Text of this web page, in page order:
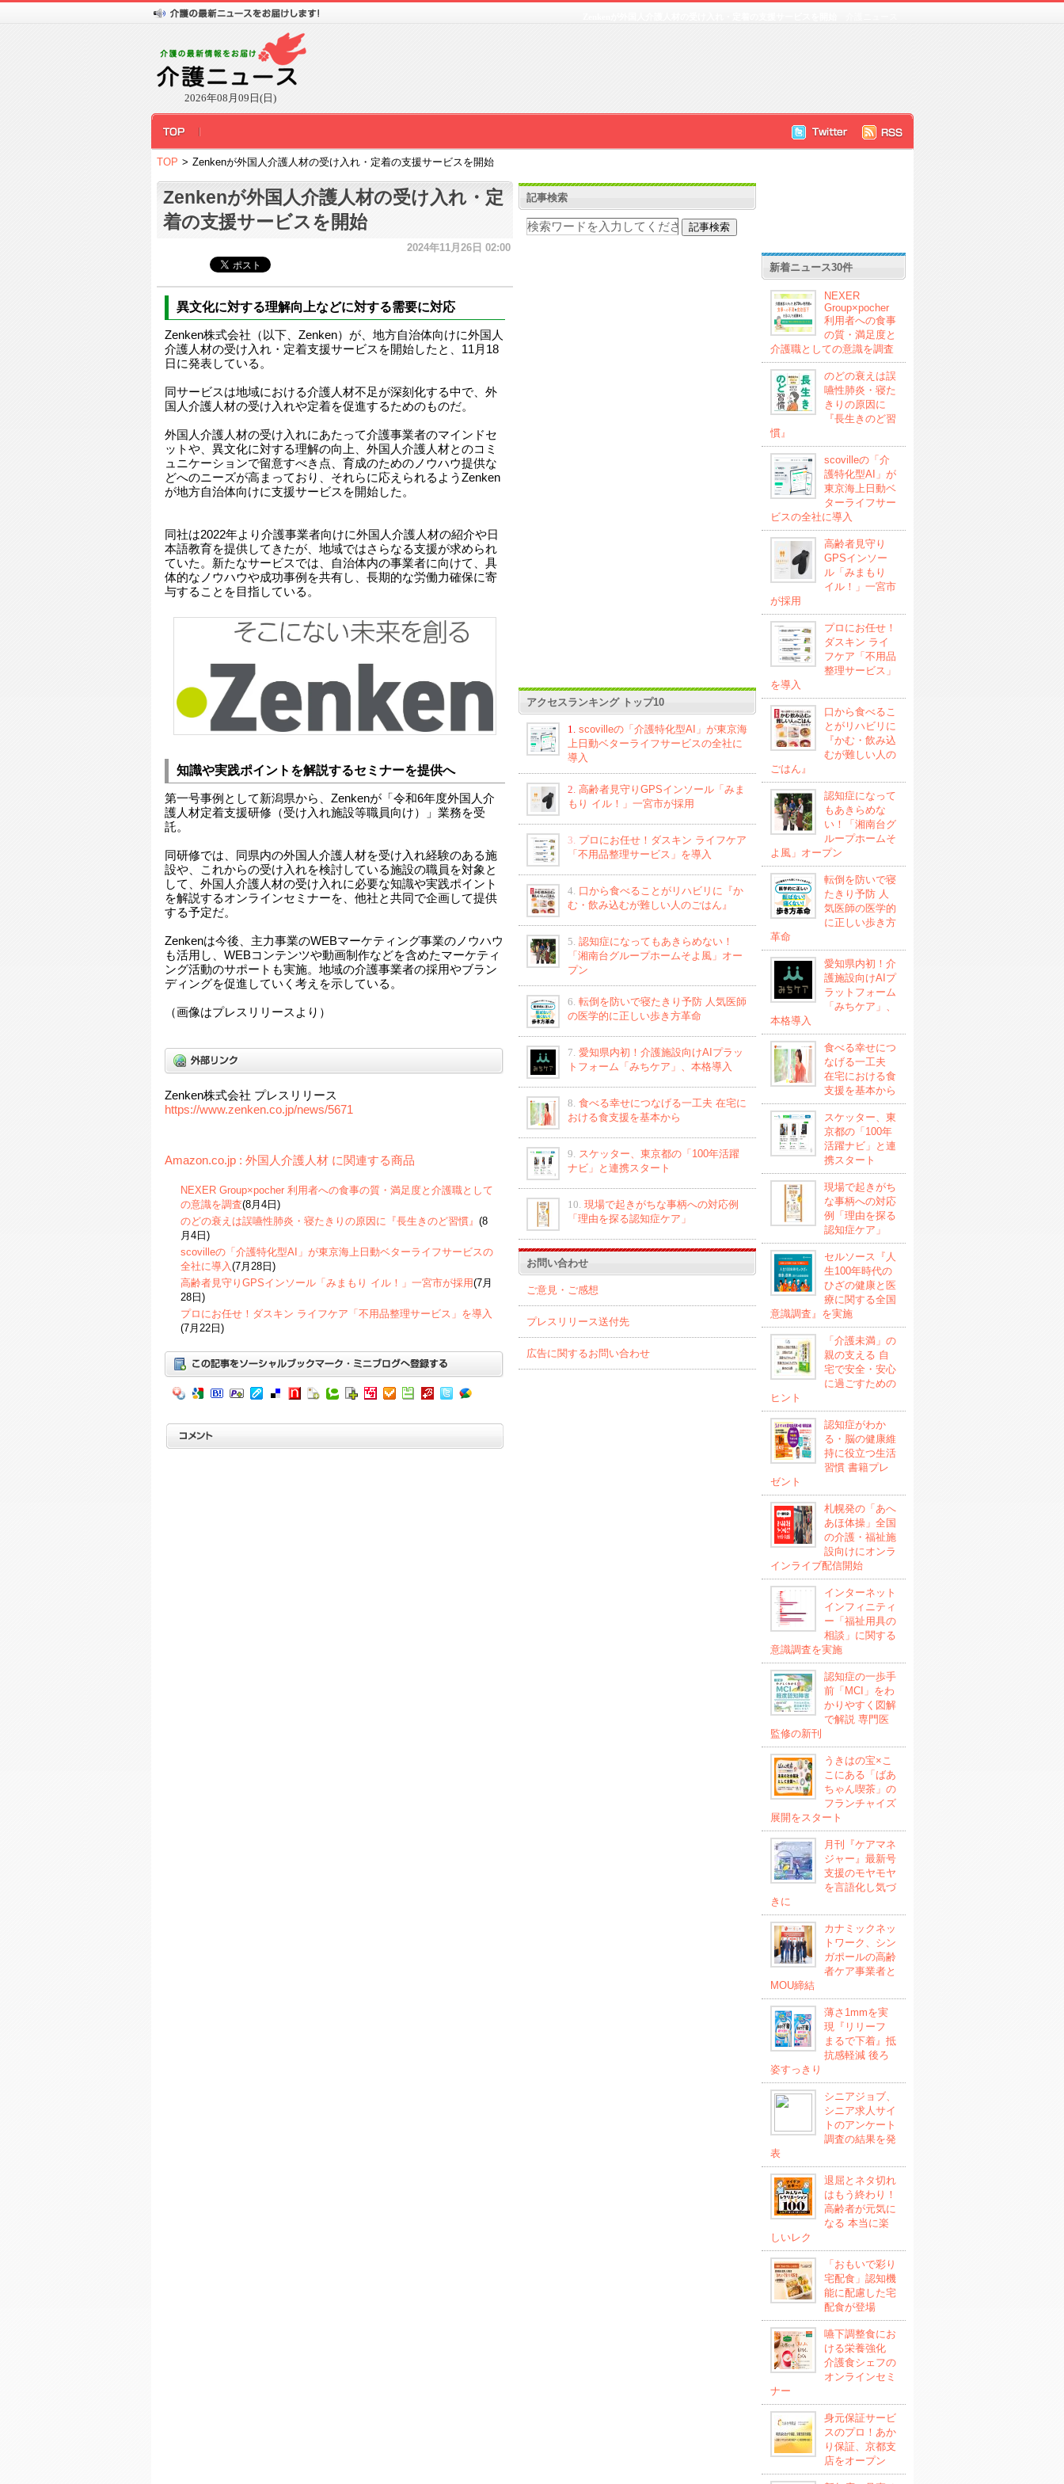
2026年08月09日(日)
TOP > Zenkenが外国人介護人材の受け入れ・定着の支援サービスを開始
Zenkenが外国人介護人材の受け入れ・定
着の支援サービスを開始
2024年11月26日 02:00
異文化に対する理解向上などに対する需要に対応
Zenken株式会社（以下、Zenken）が、地方自治体向けに外国人
介護人材の受け入れ・定着支援サービスを開始したと、11月18
日に発表している。
同サービスは地域における介護人材不足が深刻化する中で、外
国人介護人材の受け入れや定着を促進するためのものだ。
外国人介護人材の受け入れにあたって介護事業者のマインドセ
ットや、異文化に対する理解の向上、外国人介護人材とのコミ
ュニケーションで留意すべき点、育成のためのノウハウ提供な
どへのニーズが高まっており、それらに応えられるようZenken
が地方自治体向けに支援サービスを開始した。
同社は2022年より介護事業者向けに外国人介護人材の紹介や日
本語教育を提供してきたが、地域ではさらなる支援が求められ
ていた。新たなサービスでは、自治体内の事業者に向けて、具
体的なノウハウや成功事例を共有し、長期的な労働力確保に寄
与することを目指している。
知識や実践ポイントを解説するセミナーを提供へ
第一号事例として新潟県から、Zenkenが「令和6年度外国人介
護人材定着支援研修（受け入れ施設等職員向け）」業務を受
託。
同研修では、同県内の外国人介護人材を受け入れ経験のある施
設や、これからの受け入れを検討している施設の職員を対象と
して、外国人介護人材の受け入れに必要な知識や実践ポイント
を解説するオンラインセミナーを、他社と共同で企画して提供
する予定だ。
Zenkenは今後、主力事業のWEBマーケティング事業のノウハウ
も活用し、WEBコンテンツや動画制作などを含めたマーケティ
ング活動のサポートも実施。地域の介護事業者の採用やブラン
ディングを促進していく考えを示している。
（画像はプレスリリースより）
Zenken株式会社 プレスリリース
https://www.zenken.co.jp/news/5671
Amazon.co.jp : 外国人介護人材 に関連する商品
NEXER Group×pocher 利用者への食事の質・満足度と介護職として
の意識を調査(8月4日)
のどの衰えは誤嚥性肺炎・寝たきりの原因に『長生きのど習慣』 (8
月4日)
scovilleの「介護特化型AI」が東京海上日動ベターライフサービスの
全社に導入 (7月28日)
高齢者見守りGPSインソール「みまもり イル！」一宮市が採用(7月
28日)
プロにお任せ！ダスキン ライフケア「不用品整理サービス」を導入
(7月22日)
記事検索
アクセスランキング トップ10
1.
scovilleの「介護特化型AI」が東京海
上日動ベターライフサービスの全社に
導入
2. 高齢者見守りGPSインソール「みま
もり イル！」一宮市が採用
3. プロにお任せ！ダスキン ライフケア
「不用品整理サービス」を導入
4. 口から食べることがリハビリに『か
む・飲み込むが難しい人のごはん』
5. 認知症になってもあきらめない！
「湘南台グループホームそよ風」オー
プン
6. 転倒を防いで寝たきり予防 人気医師
の医学的に正しい歩き方革命
7. 愛知県内初！介護施設向けAIプラッ
トフォーム「みちケア」、本格導入
8. 食べる幸せにつなげる一工夫 在宅に
おける食支援を基本から
9.
スケッター、東京都の「100年活躍
ナビ」と連携スタート
10. 現場で起きがちな事柄への対応例
「理由を探る認知症ケア」
お問い合わせ
ご意見・ご感想
プレスリリース送付先
広告に関するお問い合わせ
新着ニュース30件
NEXER
Group×pocher
利用者への食事
の質・満足度と
介護職としての意識を調査
のどの衰えは誤
嚥性肺炎・寝た
きりの原因に
『長生きのど習
慣』
scovilleの「介
護特化型AI」が
東京海上日動ベ
ターライフサー
ビスの全社に導入
高齢者見守り
GPSインソー
ル「みまもり
イル！」一宮市
が採用
プロにお任せ！
ダスキン ライ
フケア「不用品
整理サービス」
を導入
口から食べるこ
とがリハビリに
『かむ・飲み込
むが難しい人の
ごはん』
認知症になって
もあきらめな
い！「湘南台グ
ループホームそ
よ風」オープン
転倒を防いで寝
たきり予防 人
気医師の医学的
に正しい歩き方
革命
愛知県内初！介
護施設向けAIプ
ラットフォーム
「みちケア」、
本格導入
食べる幸せにつ
なげる一工夫
在宅における食
支援を基本から
スケッター、東
京都の「100年
活躍ナビ」と連
携スタート
現場で起きがち
な事柄への対応
例「理由を探る
認知症ケア」
セルソース『人
生100年時代の
ひざの健康と医
療に関する全国
意識調査』を実施
「介護未満」の
親の支える 自
宅で安全・安心
に過ごすための
ヒント
認知症がわか
る・脳の健康維
持に役立つ生活
習慣 書籍プレ
ゼント
札幌発の「あへ
あほ体操」全国
の介護・福祉施
設向けにオンラ
インライブ配信開始
インターネット
インフィニティ
ー「福祉用具の
相談」に関する
意識調査を実施
認知症の一歩手
前「MCI」をわ
かりやすく図解
で解説 専門医
監修の新刊
うきはの宝×こ
こにある「ばあ
ちゃん喫茶」の
フランチャイズ
展開をスタート
月刊『ケアマネ
ジャー』最新号
支援のモヤモヤ
を言語化し気づ
きに
カナミックネッ
トワーク、シン
ガポールの高齢
者ケア事業者と
MOU締結
薄さ1mmを実
現『リリーフ
まるで下着』抵
抗感軽減 後ろ
姿すっきり
シニアジョブ、
シニア求人サイ
トのアンケート
調査の結果を発
表
退屈とネタ切れ
はもう終わり！
高齢者が元気に
なる 本当に楽
しいレク
「おもいで彩り
宅配食」認知機
能に配慮した宅
配食が登場
嚥下調整食にお
ける栄養強化
介護食シェフの
オンラインセミ
ナー
身元保証サービ
スのプロ！あか
り保証、京都支
店をオープン